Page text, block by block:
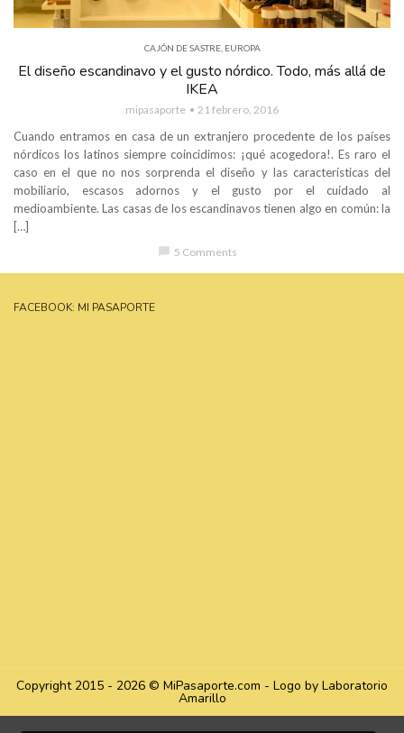
CAJÓN DE SASTRE, EUROPA
El diseño escandinavo y el gusto nórdico. Todo, más allá de
IKEA
mipasaporte 21 febrero, 2016
Cuando entramos en casa de un extranjero procedente de los países
nórdicos los latinos siempre coincidimos: ¡qué acogedora!. Es raro el
caso en el que no nos sorprenda el diseño y las características del
mobiliario, escasos adornos y el gusto por el cuidado al
medioambiente. Las casas de los escandinavos tienen algo en común: la
[…]
chat_bubble 5 Comments
FACEBOOK: MI PASAPORTE
Copyright 2015 - 2026 © MiPasaporte.com - Logo by Laboratorio
Amarillo